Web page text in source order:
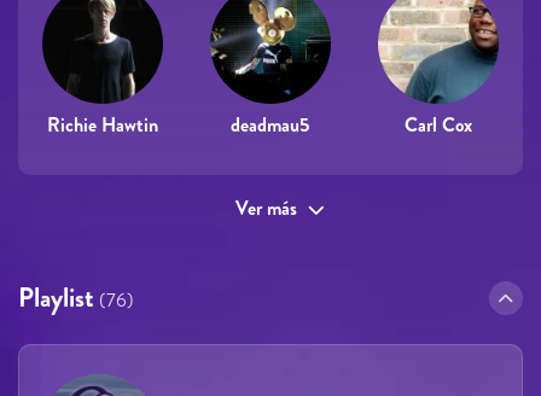
Richie Hawtin deadmau5 Carl Cox
Ver más
Playlist (76)